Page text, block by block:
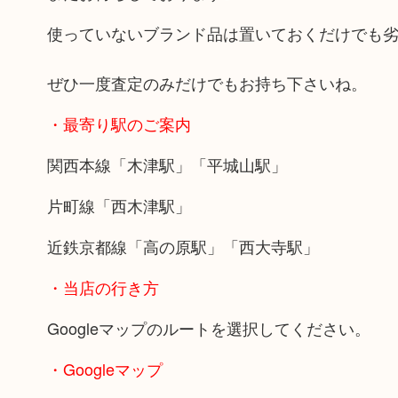
使っていないブランド品は置いておくだけでも劣
ぜひ一度査定のみだけでもお持ち下さいね。
・最寄り駅のご案内
関西本線「木津駅」「平城山駅」
片町線「西木津駅」
近鉄京都線「高の原駅」「西大寺駅」
・当店の行き方
Googleマップのルートを選択してください。
・Googleマップ